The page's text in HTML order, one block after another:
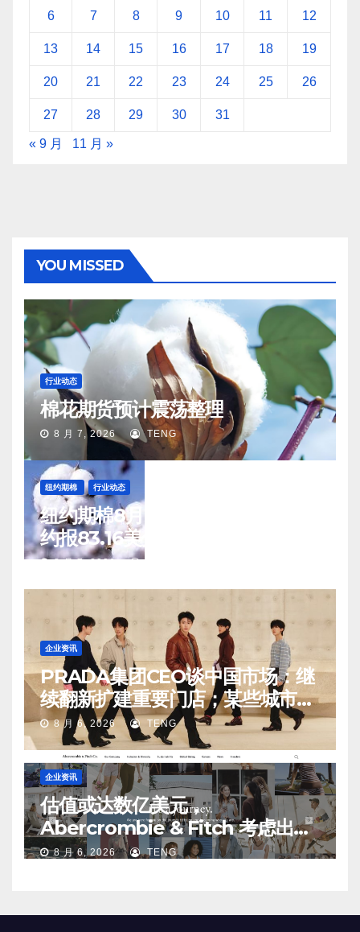
6 7 8 9 10 11 12
13 14 15 16 17 18 19
20 21 22 23 24 25 26
27 28 29 30 31
« 9 月 11 月 »
YOU MISSED
行业动态
棉花期货预计震荡整理
8 月 7, 2026 TENG
纽约期棉 行业动态
纽约期棉8月6日(周四)收涨12月合
约报83.16美分/磅
8 月 7, 2026 TENG
企业资讯
PRADA集团CEO谈中国市场：继
续翻新扩建重要门店；某些城市的
第二、第三店不再有价值
8 月 6, 2026 TENG
企业资讯
估值或达数亿美元，
Abercrombie & Fitch 考虑出售
中国业务部分股权
8 月 6, 2026 TENG